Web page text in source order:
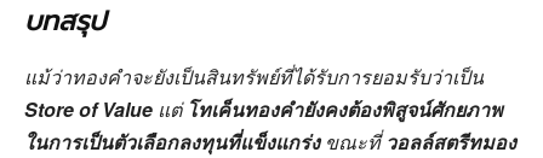
บทสรุป
แม้ว่าทองคำจะยังเป็นสินทรัพย์ที่ได้รับการยอมรับว่าเป็น
Store of Value แต่ โทเค็นทองคำยังคงต้องพิสูจน์ศักยภาพ
ในการเป็นตัวเลือกลงทุนที่แข็งแกร่งขณะที่วอลล์สตรีทมอง